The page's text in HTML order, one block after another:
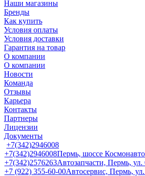
Наши магазины
Бренды
Как купить
Условия оплаты
Условия доставки
Гарантия на товар
О компании
О компании
Новости
Команда
Отзывы
Карьера
Контакты
Партнеры
Лицензии
Документы
+7(342)2946008
+7(342)2946008Пермь, шоссе
+7(342)2576263Автозапчасти, Пермь, ул.
+7 (922) 355-60-00Автосервис, Пермь,